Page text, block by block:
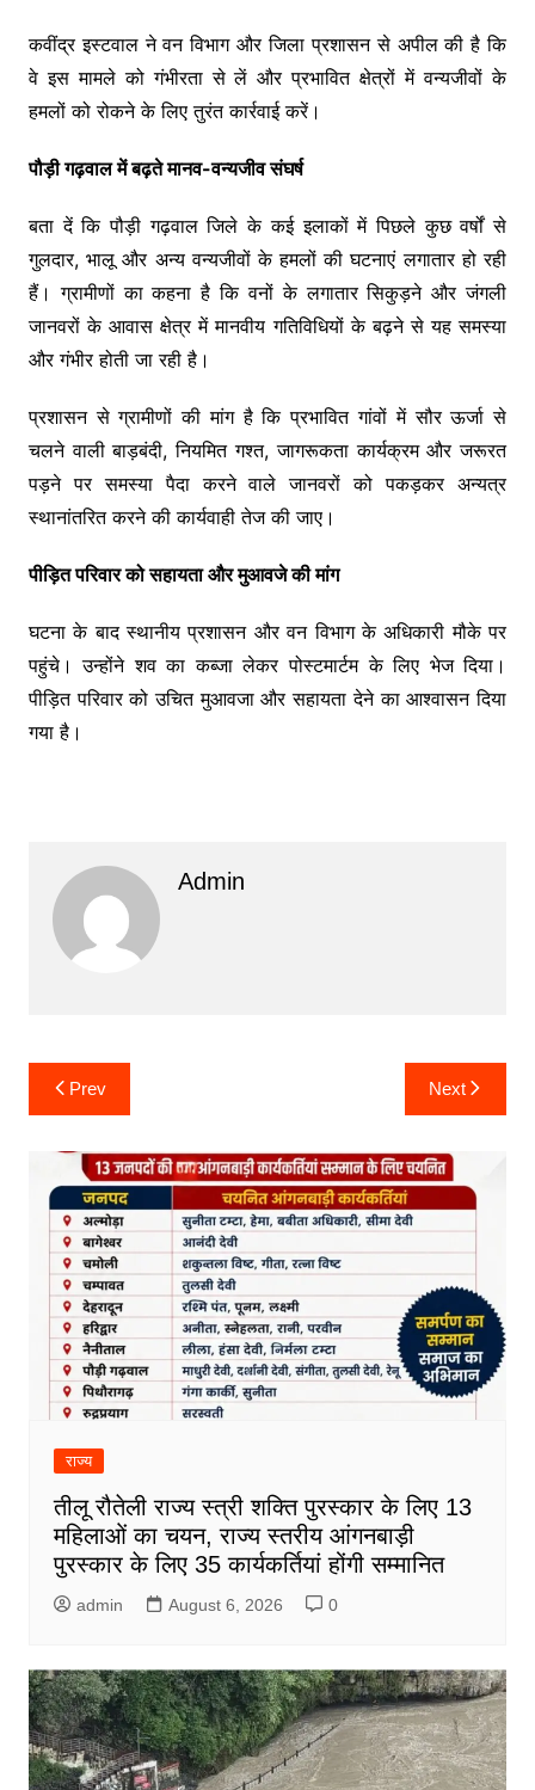
कवींद्र इस्टवाल ने वन विभाग और जिला प्रशासन से अपील की है कि
वे इस मामले को गंभीरता से लें और प्रभावित क्षेत्रों में वन्यजीवों के
हमलों को रोकने के लिए तुरंत कार्रवाई करें।
पौड़ी गढ़वाल में बढ़ते मानव-वन्यजीव संघर्ष
बता दें कि पौड़ी गढ़वाल जिले के कई इलाकों में पिछले कुछ वर्षों से
गुलदार, भालू और अन्य वन्यजीवों के हमलों की घटनाएं लगातार हो रही
हैं। ग्रामीणों का कहना है कि वनों के लगातार सिकुड़ने और जंगली
जानवरों के आवास क्षेत्र में मानवीय गतिविधियों के बढ़ने से यह समस्या
और गंभीर होती जा रही है।
प्रशासन से ग्रामीणों की मांग है कि प्रभावित गांवों में सौर ऊर्जा से
चलने वाली बाड़बंदी, नियमित गश्त, जागरूकता कार्यक्रम और जरूरत
पड़ने पर समस्या पैदा करने वाले जानवरों को पकड़कर अन्यत्र
स्थानांतरित करने की कार्यवाही तेज की जाए।
पीड़ित परिवार को सहायता और मुआवजे की मांग
घटना के बाद स्थानीय प्रशासन और वन विभाग के अधिकारी मौके पर
पहुंचे। उन्होंने शव का कब्जा लेकर पोस्टमार्टम के लिए भेज दिया।
पीड़ित परिवार को उचित मुआवजा और सहायता देने का आश्वासन दिया
गया है।
Admin
Post
navigation
Prev Next
राज्य
तीलू रौतेली राज्य स्त्री शक्ति पुरस्कार के लिए 13
महिलाओं का चयन, राज्य स्तरीय आंगनबाड़ी
पुरस्कार के लिए 35 कार्यकर्तियां होंगी सम्मानित
admin August 6, 2026 0